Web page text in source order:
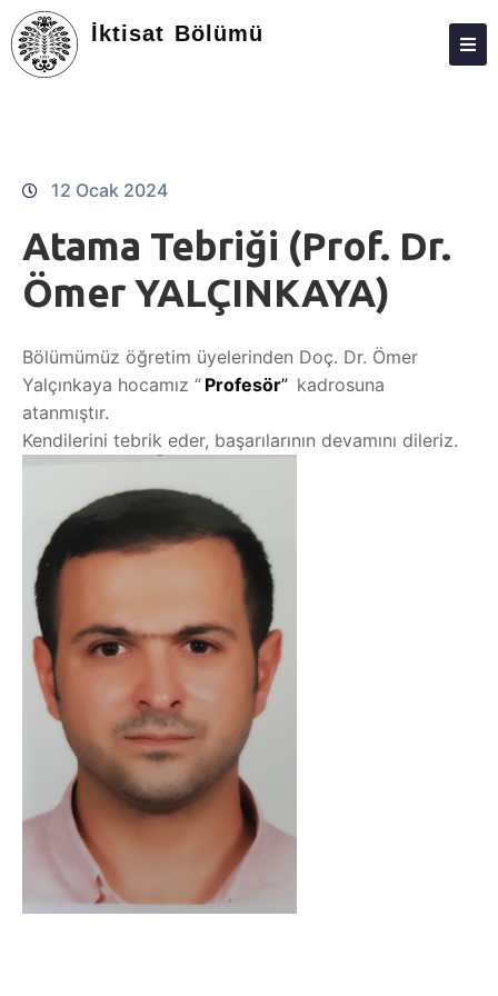
İktisat Bölümü
KIŞILER
LISANS
LISANSÜSTÜ
TOPLUMA KATKI
ADAY ÖĞRENCILER
STAJ
12 Ocak 2024
Atama Tebriği (Prof. Dr.
Ömer YALÇINKAYA)
Bölümümüz öğretim üyelerinden Doç. Dr. Ömer
Yalçınkaya hocamız “ Profesör” kadrosuna
atanmıştır.
Kendilerini tebrik eder, başarılarının devamını dileriz.